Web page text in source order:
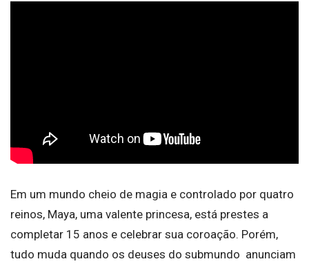
Em um mundo cheio de magia e controlado por quatro
reinos, Maya, uma valente princesa, está prestes a
completar 15 anos e celebrar sua coroação. Porém,
tudo muda quando os deuses do submundo anunciam